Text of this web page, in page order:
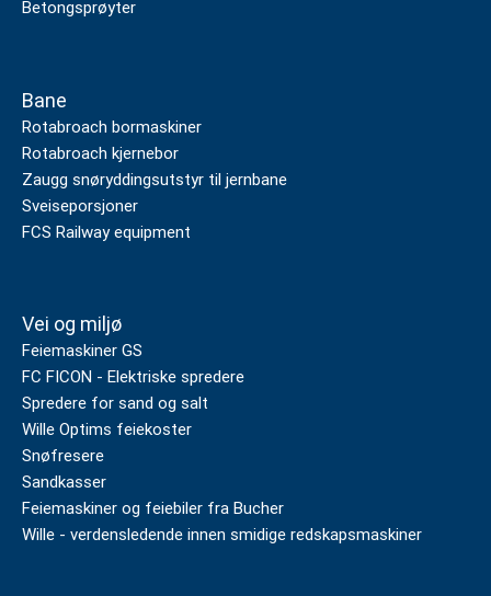
Betongsprøyter
Bane
Rotabroach bormaskiner
Rotabroach kjernebor
Zaugg snøryddingsutstyr til jernbane
Sveiseporsjoner
FCS Railway equipment
Vei og miljø
Feiemaskiner GS
FC FICON - Elektriske spredere
Spredere for sand og salt
Wille Optims feiekoster
Snøfresere
Sandkasser
Feiemaskiner og feiebiler fra Bucher
Wille - verdensledende innen smidige redskapsmaskiner